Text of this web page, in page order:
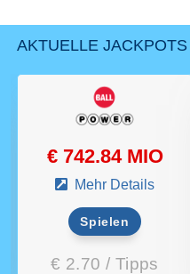
AKTUELLE JACKPOTS
€ 742.84 MIO
Mehr Details
Spielen
€ 2.70 / Tipps